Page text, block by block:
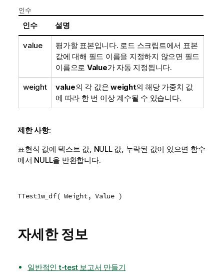
인수
인수 설명
value
평가할 표본입니다. 로드 스크립트에서 표본
값에 대해 필드 이름을 지정하지 않으면 필드
이름으로 Value가 자동 지정됩니다.
weight value의 각 값은 weight의 해당 가중치 값
에 따라 한 번 이상 계수될 수 있습니다.
제한 사항:
표현식 값에 텍스트 값, NULL값, 누락된 값이 있으면 함수
에서 NULL을 반환합니다.
TTest1w_df( Weight, Value )
자세한 정보
일반적인 t-test 보고서 만들기